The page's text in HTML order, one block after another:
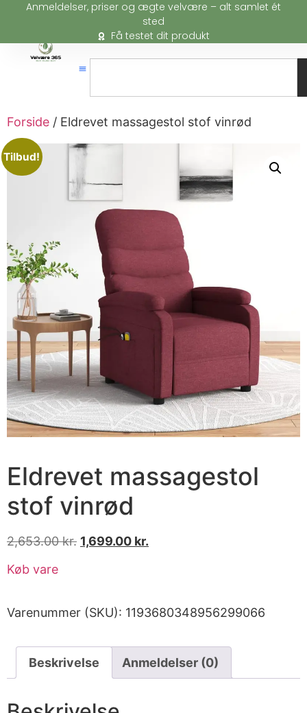
Anmeldelser, priser og ægte velvære – alt samlet ét
sted
Få testet dit produkt
Forside / Eldrevet massagestol stof vinrød
Tilbud!
Eldrevet massagestol
stof vinrød
2,653.00kr. 1,699.00 kr.
Køb vare
Varenummer (SKU): 1193680348956299066
Beskrivelse Anmeldelser (0)